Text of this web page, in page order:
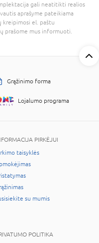
gali neatitikti realios
aprašyme pateikiama
kreipimosi el. paštu
prašome mus informuoti.
Grąžinimo forma
Lojalumo programa
PIRKĖJUI
taisyklės
su mumis
POLITIKA